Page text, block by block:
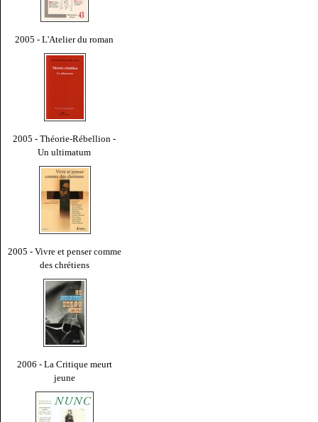
2005 - L'Atelier du roman
2005 - Théorie-Rébellion -
Un ultimatum
2005 - Vivre et penser comme
des chrétiens
2006 - La Critique meurt
jeune